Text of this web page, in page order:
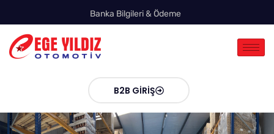
Banka Bilgileri & Ödeme
B2B GIRIŞ